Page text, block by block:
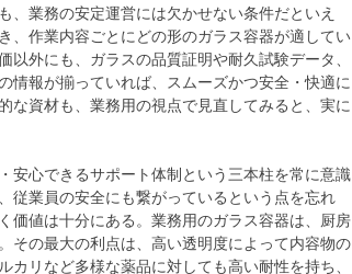
業務の安定運営には欠かせない条件だといえ
、作業内容ごとにどの形のガラス容器が適してい
外にも、ガラスの品質証明や耐久試験データ、
情報が揃っていれば、スムーズかつ安全・快適に
な資材も、業務用の視点で見直してみると、実に
安心できるサポート体制という三本柱を常に意識
従業員の安全にも繋がっているという点を忘れ
価値は十分にある。業務用のガラス容器は、厨房
その最大の利点は、高い透明度によって内容物の
リなど多様な薬品に対しても高い耐性を持ち、